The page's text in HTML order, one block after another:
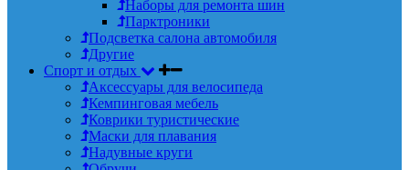
Наборы для ремонта шин
Парктроники
Подсветка салона автомобиля
Другие
Спорт и отдых
Аксессуары для велосипеда
Кемпинговая мебель
Коврики туристические
Маски для плавания
Надувные круги